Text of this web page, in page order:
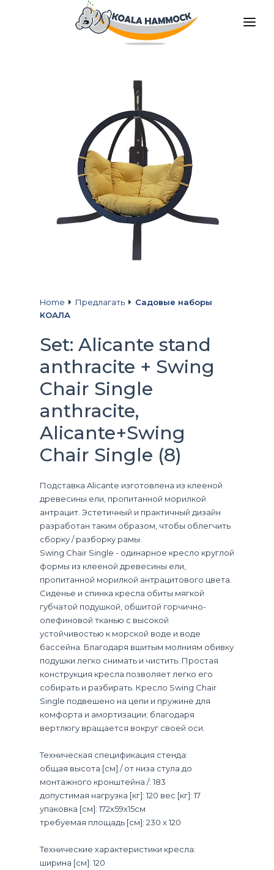
БУДЬ НАШИМ ДИТРИБЬЮТОРОМ
Home Предлагать
Садовые наборы
КОАЛА
Set: Alicante stand
anthracite + Swing
Chair Single
anthracite,
Alicante+Swing
Chair Single (8)
Подставка Alicante изготовлена ​​из клееной
древесины ели, пропитанной морилкой
антрацит. Эстетичный и практичный дизайн
разработан таким образом, чтобы облегчить
сборку / разборку рамы.
Swing Chair Single - одинарное кресло круглой
формы из клееной древесины ели,
пропитанной морилкой антрацитового цвета.
Сиденье и спинка кресла обиты мягкой
губчатой ​​подушкой, обшитой горчично-
олефиновой тканью с высокой
устойчивостью к морской воде и воде
бассейна. Благодаря вшитым молниям обивку
подушки легко снимать и чистить. Простая
конструкция кресла позволяет легко его
собирать и разбирать. Кресло Swing Chair
Single подвешено на цепи и пружине для
комфорта и амортизации; благодаря
вертлюгу вращается вокруг своей оси.
Техническая спецификация стенда:
общая высота [см] / от низа стула до
монтажного кронштейна /: 183
допустимая нагрузка [кг]: 120 вес [кг]: 17
упаковка [см]: 172x59x15см
требуемая площадь [см]: 230 x 120
Технические характеристики кресла:
ширина [см]: 120